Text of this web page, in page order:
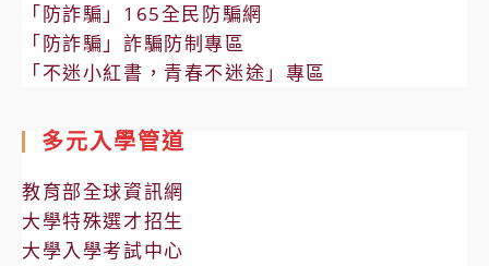
「防詐騙」165全民防騙網
「防詐騙」詐騙防制專區
「不迷小紅書，青春不迷途」專區
多元入學管道
教育部全球資訊網
大學特殊選才招生
大學入學考試中心